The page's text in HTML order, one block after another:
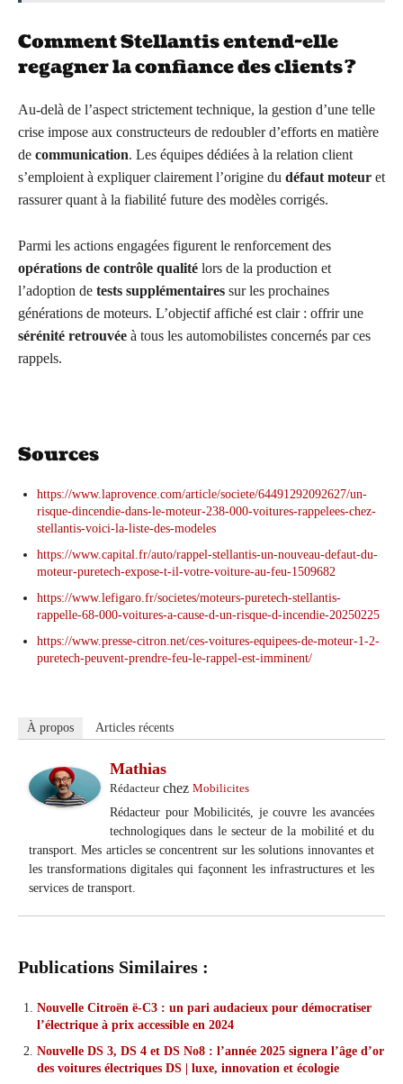
Comment Stellantis entend-elle
regagner la confiance des clients ?
Au-delà de l’aspect strictement technique, la gestion d’une telle
crise impose aux constructeurs de redoubler d’efforts en matière
de communication. Les équipes dédiées à la relation client
s’emploient à expliquer clairement l’origine du défaut moteur et
rassurer quant à la fiabilité future des modèles corrigés.
Parmi les actions engagées figurent le renforcement des
opérations de contrôle qualité lors de la production et
l’adoption de tests supplémentaires sur les prochaines
générations de moteurs. L’objectif affiché est clair : offrir une
sérénité retrouvée à tous les automobilistes concernés par ces
rappels.
Sources
https://www.laprovence.com/article/societe/64491292092627/un-
risque-dincendie-dans-le-moteur-238-000-voitures-rappelees-chez-
stellantis-voici-la-liste-des-modeles
https://www.capital.fr/auto/rappel-stellantis-un-nouveau-defaut-du-
moteur-puretech-expose-t-il-votre-voiture-au-feu-1509682
https://www.lefigaro.fr/societes/moteurs-puretech-stellantis-
rappelle-68-000-voitures-a-cause-d-un-risque-d-incendie-20250225
https://www.presse-citron.net/ces-voitures-equipees-de-moteur-1-2-
puretech-peuvent-prendre-feu-le-rappel-est-imminent/
À propos Articles récents
Mathias
Rédacteurchez Mobilicites
Rédacteur pour Mobilicités, je couvre les avancées
technologiques dans le secteur de la mobilité et du
transport. Mes articles se concentrent sur les solutions innovantes et
les transformations digitales qui façonnent les infrastructures et les
services de transport.
Publications Similaires :
Nouvelle Citroën ë-C3 : un pari audacieux pour démocratiser
l’électrique à prix accessible en 2024
Nouvelle DS 3, DS 4 et DS No8 : l’année 2025 signera l’âge d’or
des voitures électriques DS | luxe, innovation et écologie